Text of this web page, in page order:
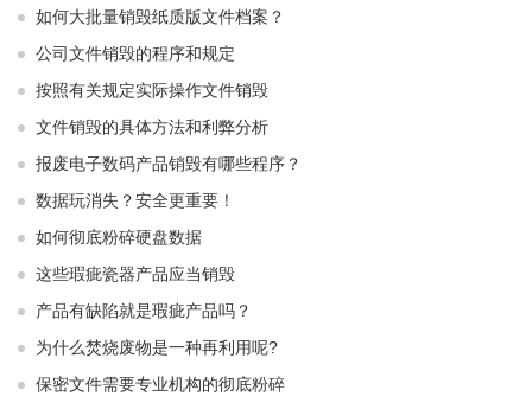
如何大批量销毁纸质版文件档案？
公司文件销毁的程序和规定
按照有关规定实际操作文件销毁
文件销毁的具体方法和利弊分析
报废电子数码产品销毁有哪些程序？
数据玩消失？安全更重要！
如何彻底粉碎硬盘数据
这些瑕疵瓷器产品应当销毁
产品有缺陷就是瑕疵产品吗？
为什么焚烧废物是一种再利用呢?
保密文件需要专业机构的彻底粉碎